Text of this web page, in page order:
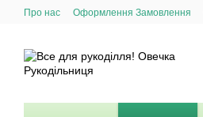
Перейти до основного контенту
Про нас Оформлення Замовлення